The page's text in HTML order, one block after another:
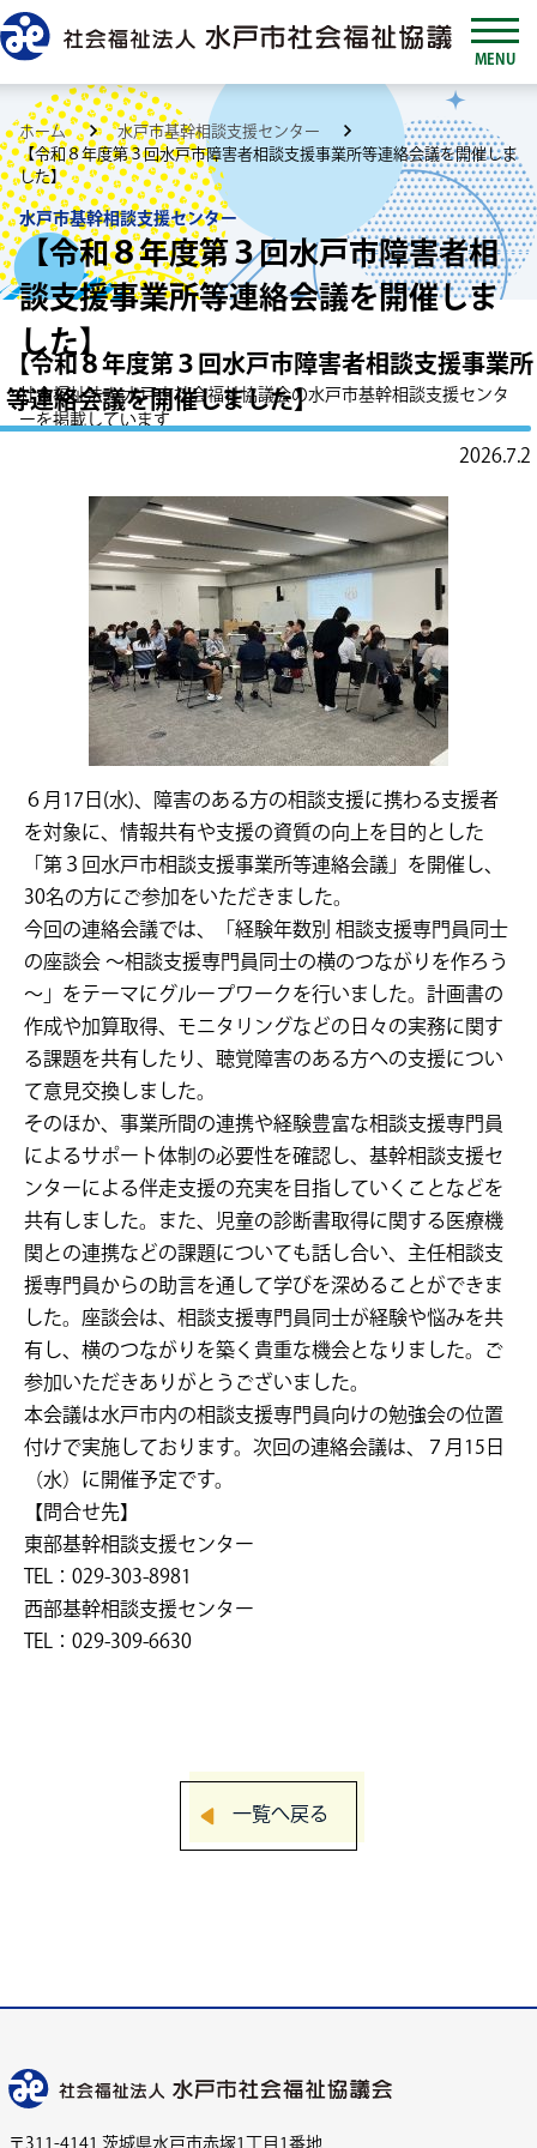
MENU
ホーム
水戸市基幹相談支援センター
【令和８年度第３回水戸市障害者相談支援事業所等連絡会議を開催しま
した】
水戸市基幹相談支援センター
【令和８年度第３回水戸市障害者相
談支援事業所等連絡会議を開催しま
した】
社会福祉法人 水戸市社会福祉協議会の水戸市基幹相談支援センタ
ーを掲載しています
【令和８年度第３回水戸市障害者相談支援事業所
等連絡会議を開催しました】
2026.7.2
６月17日(水)、障害のある方の相談支援に携わる支援者
を対象に、情報共有や支援の資質の向上を目的とした
「第３回水戸市相談支援事業所等連絡会議」を開催し、
30名の方にご参加をいただきました。
今回の連絡会議では、「経験年数別 相談支援専門員同士
の座談会 ～相談支援専門員同士の横のつながりを作ろう
～」をテーマにグループワークを行いました。計画書の
作成や加算取得、モニタリングなどの日々の実務に関す
る課題を共有したり、聴覚障害のある方への支援につい
て意見交換しました。
そのほか、事業所間の連携や経験豊富な相談支援専門員
によるサポート体制の必要性を確認し、基幹相談支援セ
ンターによる伴走支援の充実を目指していくことなどを
共有しました。また、児童の診断書取得に関する医療機
関との連携などの課題についても話し合い、主任相談支
援専門員からの助言を通して学びを深めることができま
した。座談会は、相談支援専門員同士が経験や悩みを共
有し、横のつながりを築く貴重な機会となりました。ご
参加いただきありがとうございました。
本会議は水戸市内の相談支援専門員向けの勉強会の位置
付けで実施しております。次回の連絡会議は、７月15日
（水）に開催予定です。
【問合せ先】
東部基幹相談支援センター
TEL：029-303-8981
西部基幹相談支援センター
TEL：029-309-6630
一覧へ戻る